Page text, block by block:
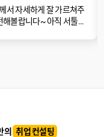
볼랍니다~ 아직 서툴긴
의 취업 컨설팅